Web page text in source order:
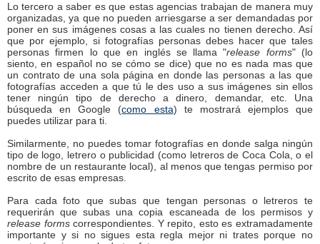
Lo tercero a saber es que estas agencias trabajan de manera muy
organizadas, ya que no pueden arriesgarse a ser demandadas por
poner en sus imágenes cosas a las cuales no tienen derecho. Así
que por ejemplo, si fotografías personas debes hacer que tales
personas firmen lo que en inglés se llama "release forms" (lo
siento, en español no se cómo se dice) que no es nada mas que
un contrato de una sola página en donde las personas a las que
fotografías acceden a que tú le des uso a sus imágenes sin ellos
tener ningún tipo de derecho a dinero, demandar, etc. Una
búsqueda en Google (como esta) te mostrará ejemplos que
puedes utilizar para ti.
Similarmente, no puedes tomar fotografías en donde salga ningún
tipo de logo, letrero o publicidad (como letreros de Coca Cola, o el
nombre de un restaurante local), al menos que tengas permiso por
escrito de esas empresas.
Para cada foto que subas que tengan personas o letreros te
requerirán que subas una copia escaneada de los permisos y
release formscorrespondientes. Y repito, esto es extramadamente
importante y si no sigues esta regla mejor ni trates porque no